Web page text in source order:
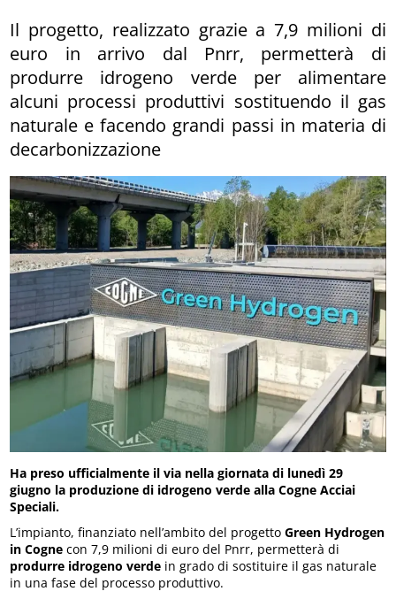
Il progetto, realizzato grazie a 7,9 milioni di
euro in arrivo dal Pnrr, permetterà di
produrre idrogeno verde per alimentare
alcuni processi produttivi sostituendo il gas
naturale e facendo grandi passi in materia di
decarbonizzazione
Ha preso ufficialmente il via nella giornata di lunedì 29
giugno la produzione di idrogeno verde alla Cogne Acciai
Speciali.
L’impianto, finanziato nell’ambito del progettoGreen Hydrogen
in Cognecon 7,9 milioni di euro del Pnrr, permetterà di
produrre idrogeno verde in grado di sostituire il gas naturale
in una fase del processo produttivo.